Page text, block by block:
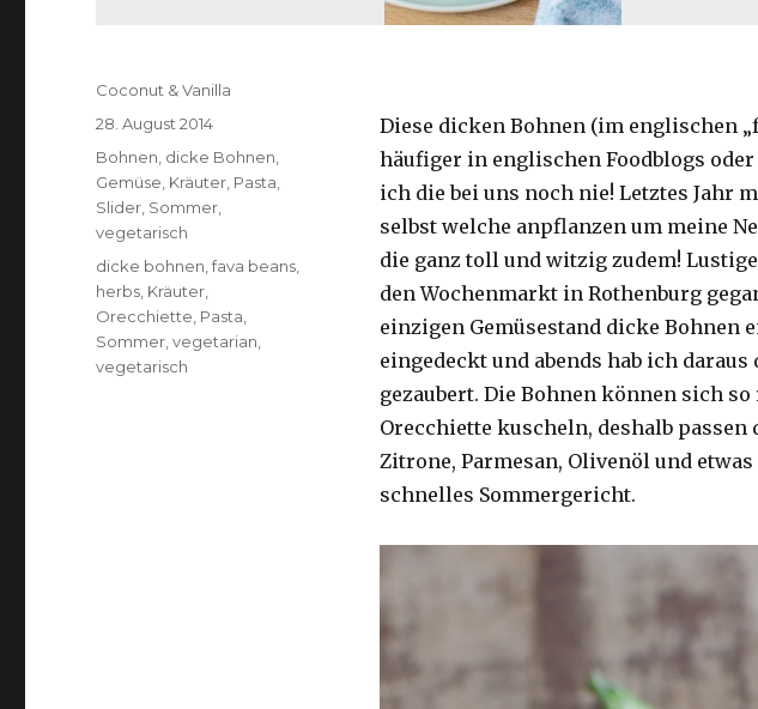
Diese dicken Bohnen (im englischen
häufiger in englischen Foodblogs oder
ich die bei uns noch nie! Letztes Jahr
selbst welche anpflanzen um meine
die ganz toll und witzig zudem!
den Wochenmarkt in Rothenburg
einzigen Gemüsestand dicke Bohnen
eingedeckt und abends hab ich
gezaubert. Die Bohnen können sich
Orecchiette kuscheln, deshalb
Zitrone, Parmesan, Olivenöl und
schnelles Sommergericht.
Autor
Coconut & Vanilla
Veröffentlicht
am
28. August 2014
Kategorien
Bohnen dicke Bohnen
Gemüse Kräuter Pasta
Slider Sommer
vegetarisch
Schlagwörter
dicke bohnen ,fava beans
herbs Kräuter
Orecchiette Pasta
Sommer ,vegetarian
vegetarisch